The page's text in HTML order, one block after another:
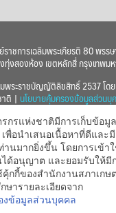
าชการเฉลิมพระเกียรติ 80 พร
ทุ่งสองห้อง เขตหลักสี่ กรุงเทพม
ระราชบัญญัติลิขสิทธิ์ 2537 โดย
ติ | นโยบายคุ้มครองข้อมูลส่วนบุ
กรแห่งชาติมีการเก็บข้อมู
เพื่อนำเสนอเนื้อหาที่ดีและมี
นมากยิ่งขึ้น โดยการเข้า
ได้อนุญาต และยอมรับให้มี
กกี้ของสำนักงานสภาเกษ
ษารายละเอียดจาก
งข้อมูลส่วนบุคคล